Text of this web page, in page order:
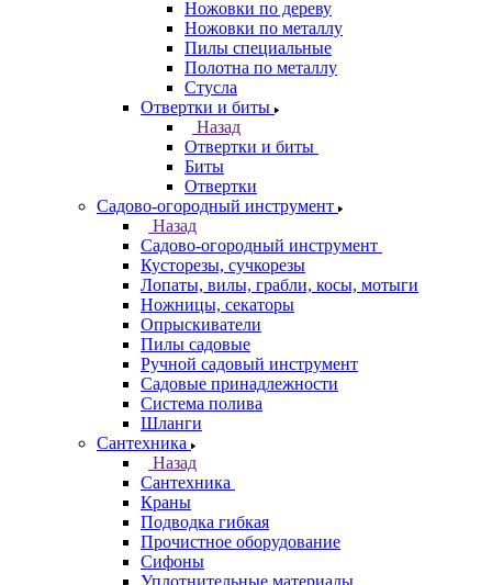
Ножовки по дереву
Ножовки по металлу
Пилы специальные
Полотна по металлу
Стусла
Отвертки и биты
Назад
Отвертки и биты
Биты
Отвертки
Садово-огородный инструмент
Назад
Садово-огородный инструмент
Кусторезы, сучкорезы
Лопаты, вилы, грабли, косы, мотыги
Ножницы, секаторы
Опрыскиватели
Пилы садовые
Ручной садовый инструмент
Садовые принадлежности
Система полива
Шланги
Сантехника
Назад
Сантехника
Краны
Подводка гибкая
Прочистное оборудование
Сифоны
Уплотнительные материалы